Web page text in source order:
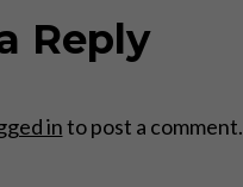
Reply
into post a comment.